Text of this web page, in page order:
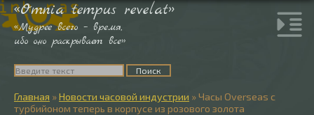
«Omnia tempus revelat»
«Мудрее всего – время,
ибо оно раскрывает все»
Главная »Новости часовой индустрии »Часы Overseas с
турбийоном теперь в корпусе из розового золота